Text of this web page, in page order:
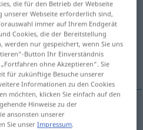
anklicken/antippen)
orgánica
orgánica Biotonne
die für den Betrieb der Webseite
unserer Webseite erforderlich sind,
immer auf Ihrem Endgerät
Cookies, die der Bereitstellung
werden nur gespeichert, wenn Sie uns
Button Ihr Einverständnis
ohne Akzeptieren“. Sie
für zukünftige Besuche unserer
Informationen zu den Cookies
möchten, klicken Sie einfach auf den
Hinweise zu der
ansonsten unserer
Sie unserImpressum.